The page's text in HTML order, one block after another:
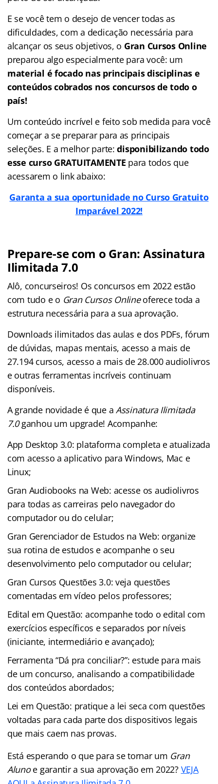
E se você tem o desejo de vencer todas as
dificuldades, com a dedicação necessária para
alcançar os seus objetivos, o Gran Cursos Online
preparou algo especialmente para você: um
material é focado nas principais disciplinas e
conteúdos cobrados nos concursos de todo o
país!
Um conteúdo incrível e feito sob medida para você
começar a se preparar para as principais
seleções. E a melhor parte:disponibilizando todo
esse curso GRATUITAMENTE para todos que
acessarem o link abaixo:
Garanta a sua oportunidade no Curso Gratuito
Imparável 2022!
Prepare-se com o Gran: Assinatura
Ilimitada 7.0
Alô, concurseiros! Os concursos em 2022 estão
com tudo e o Gran Cursos Onlineoferece toda a
estrutura necessária para a sua aprovação.
Downloads ilimitados das aulas e dos PDFs, fórum
de dúvidas, mapas mentais, acesso a mais de
27.194 cursos, acesso a mais de 28.000 audiolivros
e outras ferramentas incríveis continuam
disponíveis.
A grande novidade é que a Assinatura Ilimitada
7.0ganhou um upgrade! Acompanhe:
App Desktop 3.0: plataforma completa e atualizada
com acesso a aplicativo para Windows, Mac e
Linux;
Gran Audiobooks na Web: acesse os audiolivros
para todas as carreiras pelo navegador do
computador ou do celular;
Gran Gerenciador de Estudos na Web: organize
sua rotina de estudos e acompanhe o seu
desenvolvimento pelo computador ou celular;
Gran Cursos Questões 3.0: veja questões
comentadas em vídeo pelos professores;
Edital em Questão: acompanhe todo o edital com
exercícios específicos e separados por níveis
(iniciante, intermediário e avançado);
Ferramenta “Dá pra conciliar?”: estude para mais
de um concurso, analisando a compatibilidade
dos conteúdos abordados;
Lei em Questão: pratique a lei seca com questões
voltadas para cada parte dos dispositivos legais
que mais caem nas provas.
Está esperando o que para se tornar um Gran
Alunoe garantir a sua aprovação em 2022? VEJA